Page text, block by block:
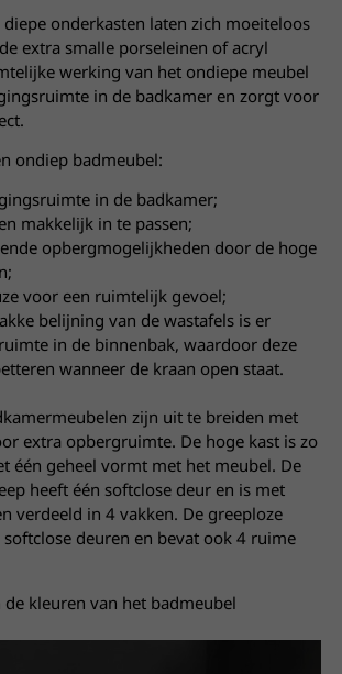
onderkasten laten zich moeiteloos
extra smalle porseleinen of acryl
werking van het ondiepe meubel
in de badkamer en zorgt voor
ondiep badmeubel:
in de badkamer;
makkelijk in te passen;
opbergmogelijkheden door de hoge
voor een ruimtelijk gevoel;
belijning van de wastafels is er
in de binnenbak, waardoor deze
wanneer de kraan open staat.
zijn uit te breiden met
extra opbergruimte. De hoge kast is zo
één geheel vormt met het meubel. De
heeft één softclose deur en is met
verdeeld in 4 vakken. De greeploze
deuren en bevat ook 4 ruime
kleuren van het badmeubel